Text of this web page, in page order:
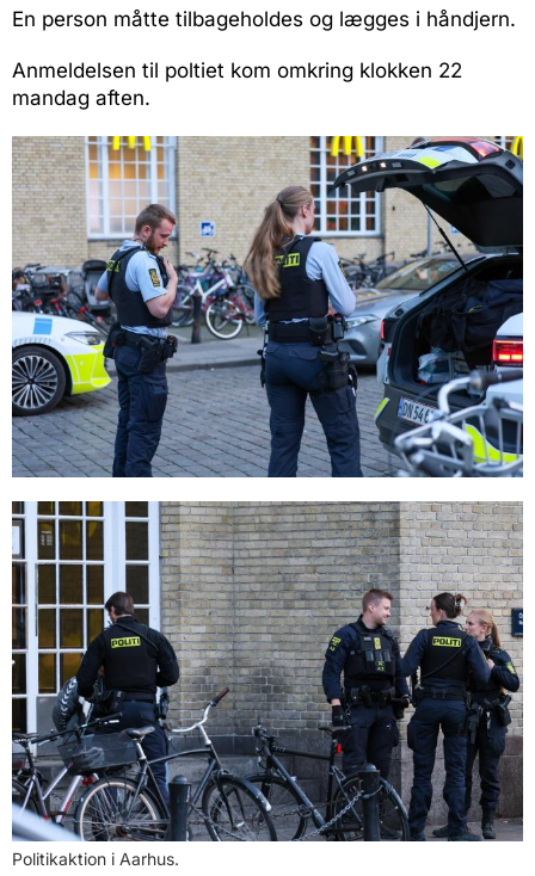
En person måtte tilbageholdes og lægges i håndjern.
Anmeldelsen til poltiet kom omkring klokken 22
mandag aften.
Politikaktion i Aarhus.